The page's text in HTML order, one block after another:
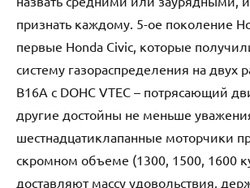
признать каждому. 5-ое поколение
первые Honda Civic, которые
систему газораспределения на двух
B16A с DOHC VTEC – потрясающий
другие достойны не меньше
шестнадцатиклапанные моторчики
скромном объеме (1300, 1500, 1600
доставляют массу удовольствия,